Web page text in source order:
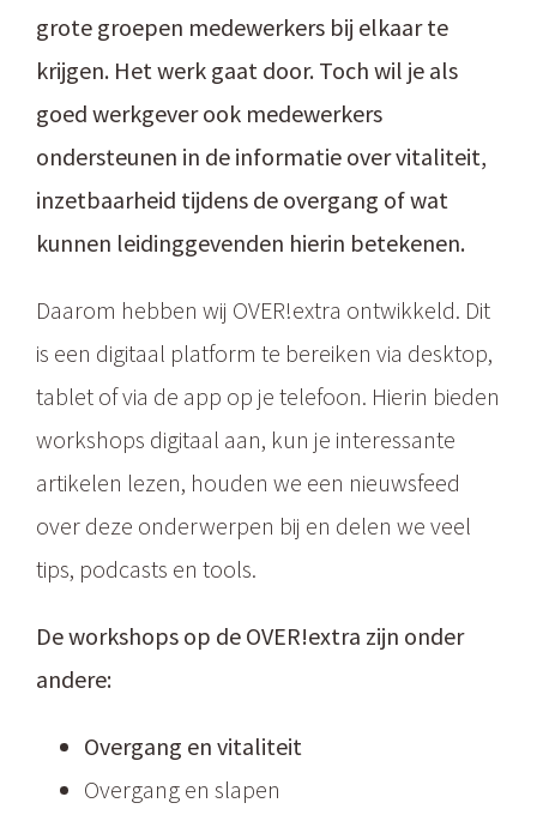
grote groepen medewerkers bij elkaar te
krijgen. Het werk gaat door. Toch wil je als
goed werkgever ook medewerkers
ondersteunen in de informatie over vitaliteit,
inzetbaarheid tijdens de overgang of wat
kunnen leidinggevenden hierin betekenen.
Daarom hebben wij OVER!extra ontwikkeld. Dit
is een digitaal platform te bereiken via desktop,
tablet of via de app op je telefoon. Hierin bieden
workshops digitaal aan, kun je interessante
artikelen lezen, houden we een nieuwsfeed
over deze onderwerpen bij en delen we veel
tips, podcasts en tools.
De workshops op de OVER!extra zijn onder
andere:
Overgang en vitaliteit
Overgang en slapen